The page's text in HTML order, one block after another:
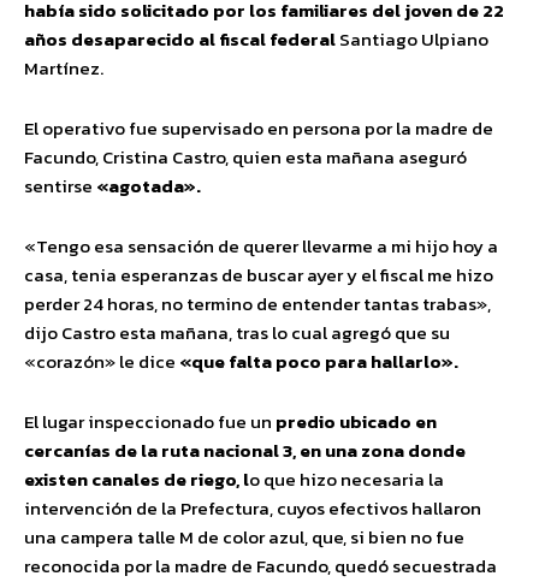
había sido solicitado por los familiares del joven de 22
años desaparecido al fiscal federalSantiago Ulpiano
Martínez.
El operativo fue supervisado en persona por la madre de
Facundo, Cristina Castro, quien esta mañana aseguró
sentirse «agotada».
«Tengo esa sensación de querer llevarme a mi hijo hoy a
casa, tenia esperanzas de buscar ayer y el fiscal me hizo
perder 24 horas, no termino de entender tantas trabas»,
dijo Castro esta mañana, tras lo cual agregó que su
«corazón» le dice «que falta poco para hallarlo».
El lugar inspeccionado fue un predio ubicado en
cercanías de la ruta nacional 3, en una zona donde
existen canales de riego, lo que hizo necesaria la
intervención de la Prefectura, cuyos efectivos hallaron
una campera talle M de color azul, que, si bien no fue
reconocida por la madre de Facundo, quedó secuestrada